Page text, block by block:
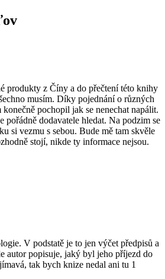
produkty z Číny a do přečtení této knihy
musím. Díky pojednání o různých
pochopil jak se nenechat napálit.
pořádně dodavatele hledat. Na podzim se
si vezmu s sebou. Bude mě tam skvěle
stojí, nikde ty informace nejsou.
V podstatě je to jen výčet předpisů a
autor popisuje, jaký byl jeho příjezd do
tak bych knize nedal ani tu 1